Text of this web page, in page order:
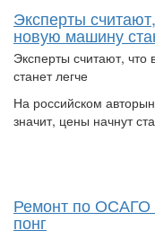
Эксперты
новую машину
Эксперты считают,
станет легче
На российском
значит, цены начнут
Ремонт по ОСАГО
понг